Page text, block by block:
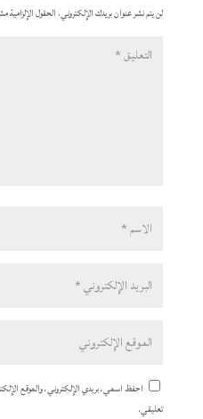
لن يتم نشر عنوان بريدك الإلكتروني. الحقول الإلزامية
احفظ اسمي، بريدي الإلكتروني، والموقع
تعليقي.